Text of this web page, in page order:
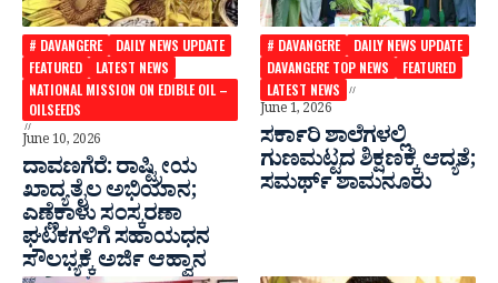
# DAVANGERE
DAILY NEWS UPDATE
FEATURED
LATEST NEWS
NATIONAL MISSION ON EDIBLE OIL –
OILSEEDS
June 10, 2026
ದಾವಣಗೆರೆ: ರಾಷ್ಟ್ರೀಯ
ಖಾದ್ಯ ತೈಲ ಅಭಿಯಾನ;
ಎಣ್ಣೆಕಾಳು ಸಂಸ್ಕರಣಾ
ಘಟಕಗಳಿಗೆ ಸಹಾಯಧನ
ಸೌಲಭ್ಯಕ್ಕೆ ಅರ್ಜಿ ಆಹ್ವಾನ
# DAVANGERE
DAILY NEWS UPDATE
DAVANGERE TOP NEWS
FEATURED
LATEST NEWS
June 1, 2026
ಸರ್ಕಾರಿ ಶಾಲೆಗಳಲ್ಲಿ
ಗುಣಮಟ್ಟದ ಶಿಕ್ಷಣಕ್ಕೆ ಆದ್ಯತೆ;
ಸಮರ್ಥ್‌ ಶಾಮನೂರು